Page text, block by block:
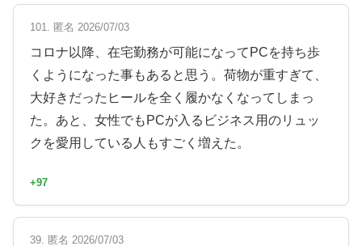
101. 匿名 2026/07/03
コロナ以降、在宅勤務が可能になってPCを持ち歩
くようになった事もあると思う。荷物が重すぎて、
大好きだったヒールを全く履かなくなってしまっ
た。あと、女性でもPCが入るビジネス用のリュッ
クを愛用している人もすごく増えた。
+97
39. 匿名 2026/07/03